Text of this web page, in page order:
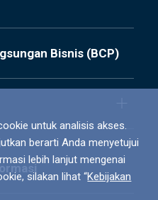
untuk analisis akses.
berarti Anda menyetujui
lebih lanjut mengenai
silakan lihat “Kebijakan
Bisnis (BCP)